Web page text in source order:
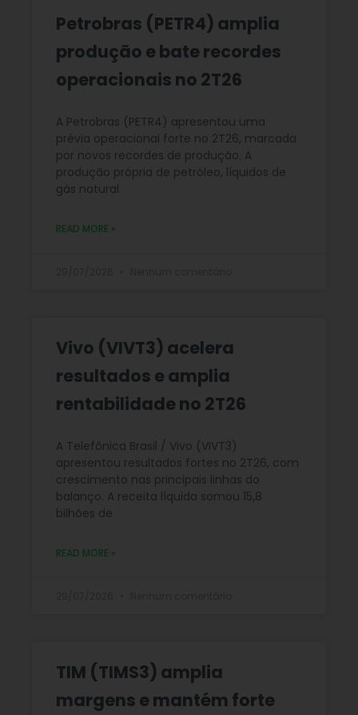
Petrobras (PETR4) amplia
produção e bate recordes
operacionais no 2T26
A Petrobras (PETR4) apresentou uma
prévia operacional forte no 2T26, marcada
por novos recordes de produção. A
produção própria de petróleo, líquidos de
gás natural
READ MORE »
Vivo (VIVT3) acelera
resultados e amplia
rentabilidade no 2T26
A Telefônica Brasil / Vivo (VIVT3)
apresentou resultados fortes no 2T26, com
crescimento nas principais linhas do
balanço. A receita líquida somou 15,8
bilhões de
READ MORE »
TIM (TIMS3) amplia
margens e mantém forte